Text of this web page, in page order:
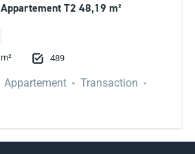
À VENDRE LYON 3 Appartement T2 48,19 m²
m² 489
Appartement
Transaction